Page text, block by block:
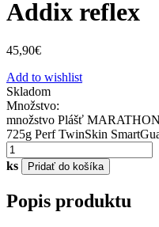
Addix reflex
45,90€
Add to wishlist
Skladom
Množstvo:
množstvo Plášť
725g Perf TwinSkin
ks Pridať do košíka
Popis produktu